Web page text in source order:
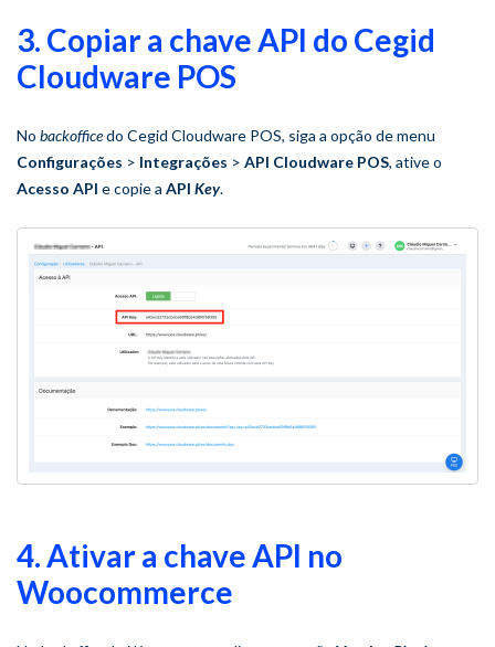
3. Copiar a chave API do Cegid
Cloudware POS
No backofficedo Cegid Cloudware POS, siga a opção de menu
Configurações > Integrações > API Cloudware POS, ative o
Acesso API e copie a API Key.
4. Ativar a chave API no
Woocommerce